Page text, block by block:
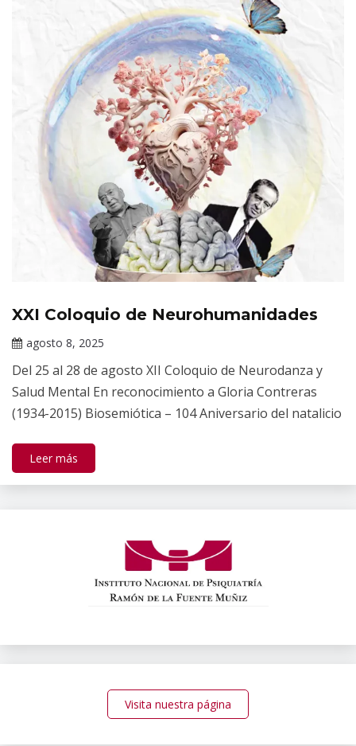
Eventos
del INPRFM
XXI Coloquio de Neurohumanidades
agosto 8, 2025
Gallardo
Del 25 al 28 de agosto XII Coloquio de Neurodanza y
Salud Mental En reconocimiento a Gloria Contreras
(1934-2015) Biosemiótica – 104 Aniversario del natalicio
Leer más
Visita nuestra página